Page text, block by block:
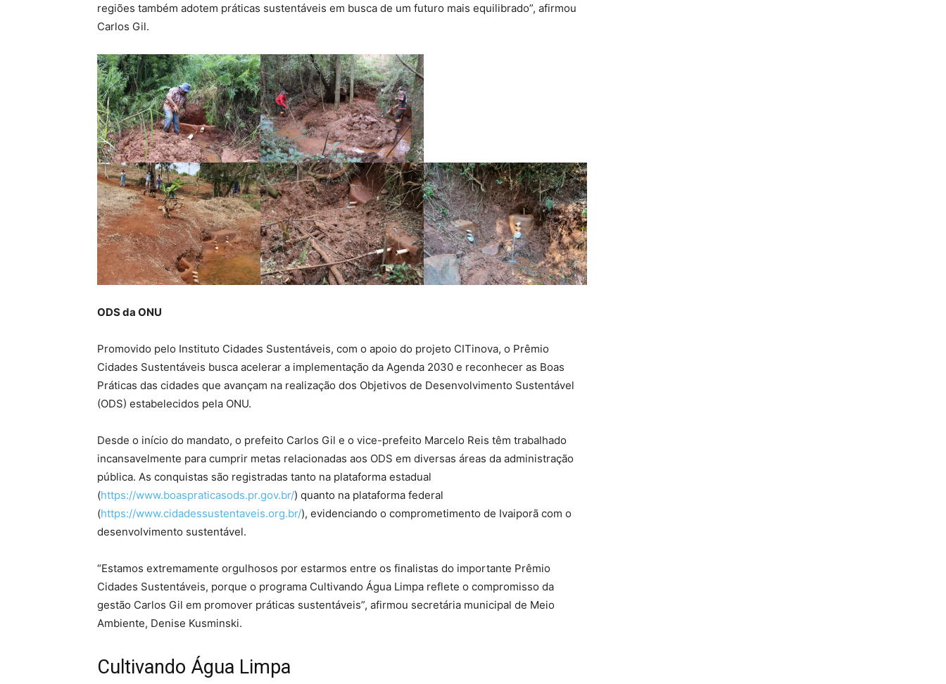
regiões também adotem práticas sustentáveis em busca de um futuro mais equilibrado”, afirmou
Carlos Gil.
ODS da ONU
Promovido pelo Instituto Cidades Sustentáveis, com o apoio do projeto CITinova, o Prêmio
Cidades Sustentáveis busca acelerar a implementação da Agenda 2030 e reconhecer as Boas
Práticas das cidades que avançam na realização dos Objetivos de Desenvolvimento Sustentável
(ODS) estabelecidos pela ONU.
Desde o início do mandato, o prefeito Carlos Gil e o vice-prefeito Marcelo Reis têm trabalhado
incansavelmente para cumprir metas relacionadas aos ODS em diversas áreas da administração
pública. As conquistas são registradas tanto na plataforma estadual
(https://www.boaspraticasods.pr.gov.br/) quanto na plataforma federal
(https://www.cidadessustentaveis.org.br/), evidenciando o comprometimento de Ivaiporã com o
desenvolvimento sustentável.
“Estamos extremamente orgulhosos por estarmos entre os finalistas do importante Prêmio
Cidades Sustentáveis, porque o programa Cultivando Água Limpa reflete o compromisso da
gestão Carlos Gil em promover práticas sustentáveis”, afirmou secretária municipal de Meio
Ambiente, Denise Kusminski.
Cultivando Água Limpa